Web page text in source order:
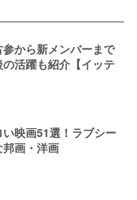
から新メンバーまで
活躍も紹介【イッテ
い映画51選！ラブシー
画・洋画